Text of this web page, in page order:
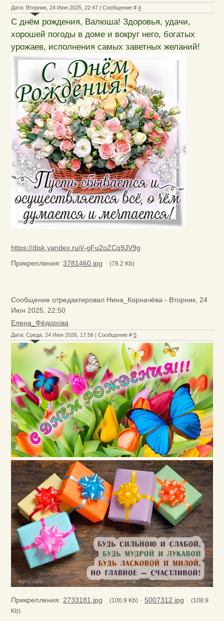
Дата: Вторник, 24 Июн 2025, 22:47 | Сообщение # 4
С днём рождения, Валюша! Здоровья, удачи,
хорошей погоды в доме и вокруг него, богатых
урожаев, исполнения самых заветных желаний!
https://disk.yandex.ru/i/-gFu2oZCq9JV9g
Прикрепления: 3781460.jpg (78.2 Kb)
Сообщение отредактировал Нина_Корначёва - Вторник, 24
Июн 2025, 22:50
Елена_Фёдорова
Дата: Среда, 24 Июн 2026, 17:56 | Сообщение # 5
Прикрепления: 2733181.jpg (100.9 Kb) · 5007312.jpg
(108.9
Kb)